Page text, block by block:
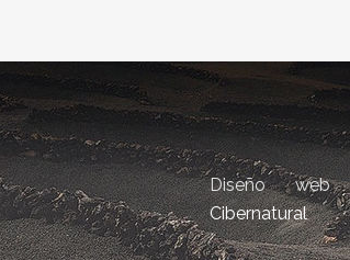
Diseño
Cibernatural